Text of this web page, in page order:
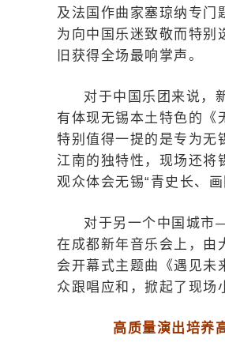
及法国作曲家塞琼纳专门
为向中国乐迷致敬而特别
旧获得全场最响掌声。
对于中国乐团来说，
有体现无锡本土特色的《
特别值得一提的是专为无
江南的独特性，现场还将
观众体会无锡“青史长、
对于另一个中国城市
在成都新年音乐会上，由
会开幕式主题曲《遇见未
众跟唱应和，掀起了现场
高质量演出培养